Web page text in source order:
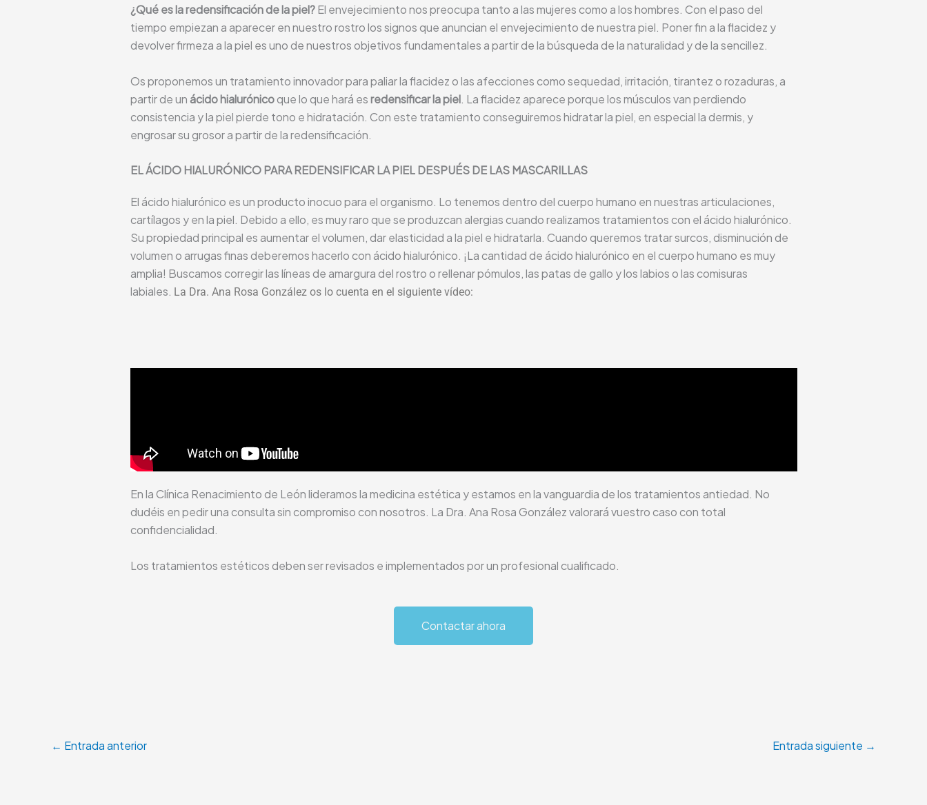
¿Qué es la redensificación de la piel?El envejecimiento nos preocupa tanto a las mujeres como a los hombres. Con el paso del
tiempo empiezan a aparecer en nuestro rostro los signos que anuncian el envejecimiento de nuestra piel. Poner fin a la flacidez y
devolver firmeza a la piel es uno de nuestros objetivos fundamentales a partir de la búsqueda de la naturalidad y de la sencillez.
Os proponemos un tratamiento innovador para paliar la flacidez o las afecciones como sequedad, irritación, tirantez o rozaduras, a
partir de un ácido hialurónicoque lo que hará esredensificar la piel. La flacidez aparece porque los músculos van perdiendo
consistencia y la piel pierde tono e hidratación. Con este tratamiento conseguiremos hidratar la piel, en especial la dermis, y
engrosar su grosor a partir de la redensificación.
EL ÁCIDO HIALURÓNICO PARA REDENSIFICAR LA PIEL DESPUÉS DE LAS MASCARILLAS
El ácido hialurónico es un producto inocuo para el organismo. Lo tenemos dentro del cuerpo humano en nuestras articulaciones,
cartílagos y en la piel. Debido a ello, es muy raro que se produzcan alergias cuando realizamos tratamientos con el ácido hialurónico.
Su propiedad principal es aumentar el volumen, dar elasticidad a la piel e hidratarla. Cuando queremos tratar surcos, disminución de
volumen o arrugas finas deberemos hacerlo con ácido hialurónico. ¡La cantidad de ácido hialurónico en el cuerpo humano es muy
amplia! Buscamos corregir las líneas de amargura del rostro o rellenar pómulos, las patas de gallo y los labios o las comisuras
labiales. La Dra. Ana Rosa González os lo cuenta en el siguiente vídeo:
En la Clínica Renacimiento de León lideramos la medicina estética y estamos en la vanguardia de los tratamientos antiedad. No
dudéis en pedir una consulta sin compromiso con nosotros. La Dra. Ana Rosa González valorará vuestro caso con total
confidencialidad.
Los tratamientos estéticos deben ser revisados e implementados por un profesional cualificado.
Contactar ahora
← Entrada anterior Entrada siguiente →